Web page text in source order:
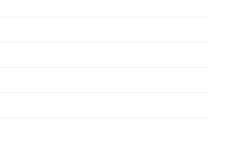
ilgas kaklas tarnauja pasiekiant aukščiausiai
kriliu. O begemoto patelės įveikia neįtikėtinus
jungimaisi iš įvykio vietų.
Unikalus televizijos projektas, kurio forma leis
Džiugas Siaurusaitis, broliai Lavrinovičiai - ir
Paul de Miko. Šis duetas pasirūpins, kad nei
šalies temas, lanko įdomiausius Lietuvos